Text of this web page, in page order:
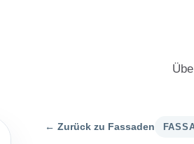
mit professioneller
← Zurück zu Fassaden